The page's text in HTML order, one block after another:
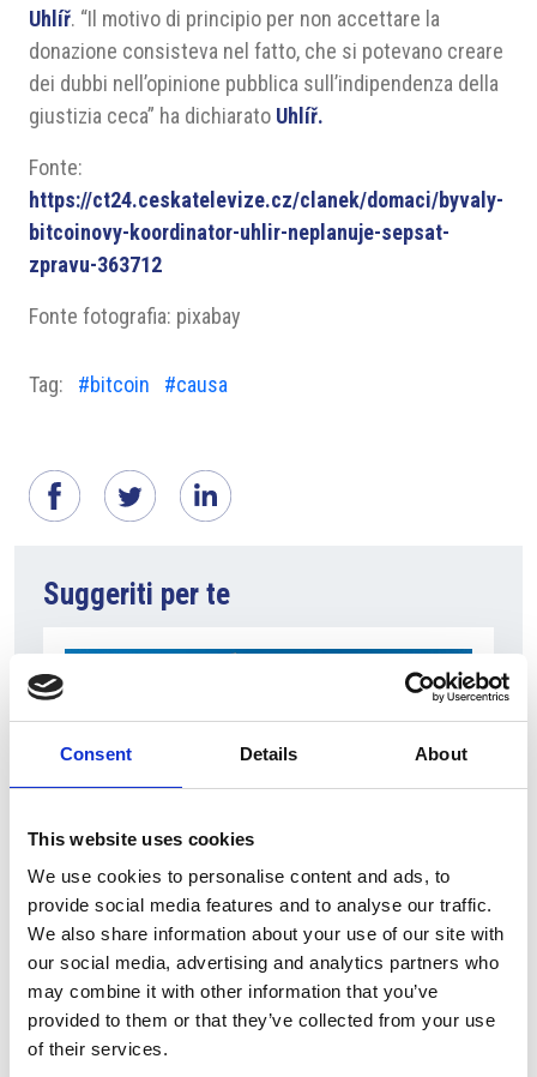
Consent Details About
This website uses cookies
We use cookies to personalise content and ads, to
provide social media features and to analyse our traffic.
We also share information about your use of our site with
our social media, advertising and analytics partners who
may combine it with other information that you’ve
provided to them or that they’ve collected from your use
of their services.
Uhlíř. “Il motivo di principio per non accettare la
donazione consisteva nel fatto, che si potevano creare
dei dubbi nell’opinione pubblica sull’indipendenza della
giustizia ceca” ha dichiarato Uhlíř.
Fonte:
https://ct24.ceskatelevize.cz/clanek/domaci/byvaly-
bitcoinovy-koordinator-uhlir-neplanuje-sepsat-
zpravu-363712
Fonte fotografia: pixabay
Tag: #bitcoin #causa
Suggeriti per te
7 Agosto 2026
Nel primo semestre è aumentata fortemente la
costruzione di nuove abitazioni
Repubblica Ceca